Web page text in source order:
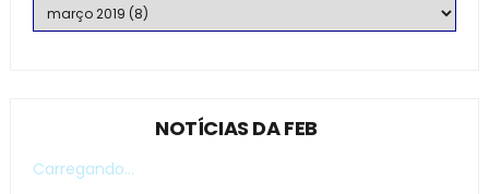
NOTÍCIAS DA FEB
Carregando...